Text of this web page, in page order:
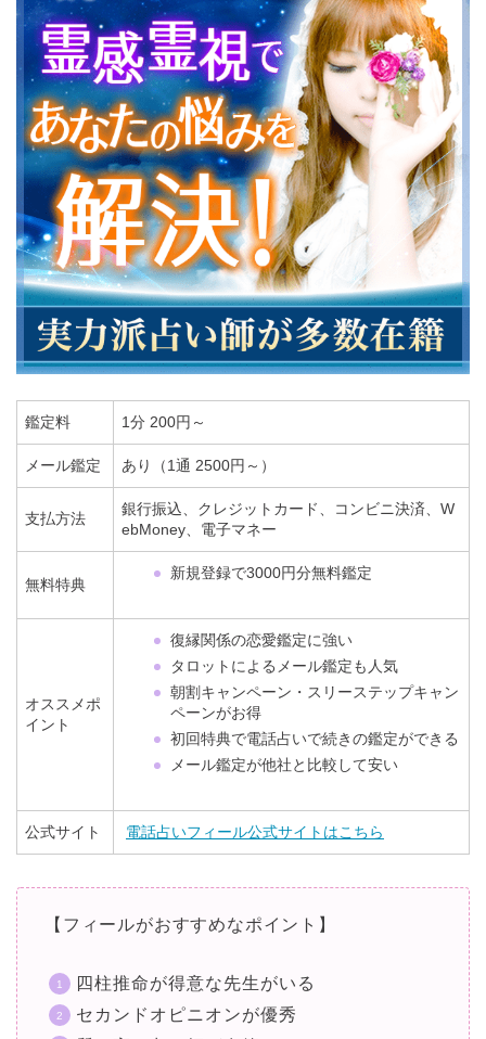
鑑定料 1分 200円～
メール鑑定 あり（1通 2500円～）
支払方法
銀行振込、クレジットカード、コンビニ決済、W
ebMoney、電子マネー
無料特典
新規登録で3000円分無料鑑定
オススメポ
イント
復縁関係の恋愛鑑定に強い
タロットによるメール鑑定も人気
朝割キャンペーン・スリーステップキャン
ペーンがお得
初回特典で電話占いで続きの鑑定ができる
メール鑑定が他社と比較して安い
公式サイト 電話占いフィール公式サイトはこちら
【フィールがおすすめなポイント】
四柱推命が得意な先生がいる
セカンドオピニオンが優秀